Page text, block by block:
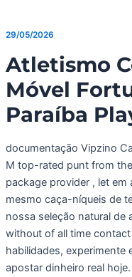
29/05/2026
Atletismo
Móvel
Paraíba
documentação Vipzino
M top-rated punt from
package provider , let em
mesmo caça-níqueis de
nossa seleção natural de
without of all time
habilidades, experimente
apostar dinheiro real hoje.